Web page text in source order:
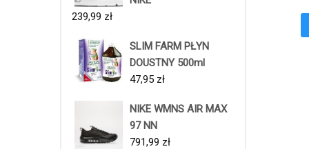
239,99 zł
SLIM FARM PŁYN
DOUSTNY 500ml
47,95 zł
NIKE WMNS AIR MAX
97 NN
791,99 zł